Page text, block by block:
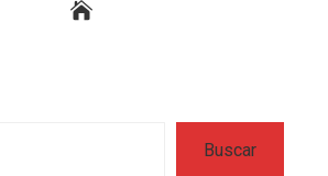
Buscar